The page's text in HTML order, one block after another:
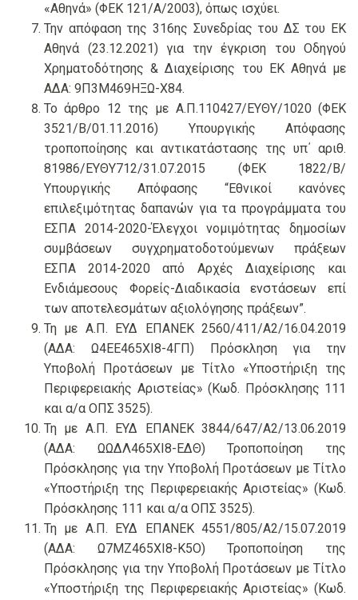
«Αθηνά» (ΦΕΚ 121/Α/2003), όπως ισχύει.
Την απόφαση της 316ης Συνεδρίας του ΔΣ του ΕΚ
Αθηνά (23.12.2021) για την έγκριση του Οδηγού
Χρηματοδότησης & Διαχείρισης του ΕΚ Αθηνά με
ΑΔΑ: 9Π3Μ469ΗΞΩ-Χ84.
Το άρθρο 12 της με Α.Π.110427/ΕΥΘΥ/1020 (ΦΕΚ
3521/Β/01.11.2016) Υπουργικής Απόφασης
τροποποίησης και αντικατάστασης της υπ΄ αριθ.
81986/ΕΥΘΥ712/31.07.2015 (ΦΕΚ 1822/Β/
Υπουργικής Απόφασης “Εθνικοί κανόνες
επιλεξιμότητας δαπανών για τα προγράμματα του
ΕΣΠΑ 2014-2020-Έλεγχοι νομιμότητας δημοσίων
συμβάσεων συγχρηματοδοτούμενων πράξεων
ΕΣΠΑ 2014-2020 από Αρχές Διαχείρισης και
Ενδιάμεσους Φορείς-Διαδικασία ενστάσεων επί
των αποτελεσμάτων αξιολόγησης πράξεων”.
Τη με Α.Π. ΕΥΔ ΕΠΑΝΕΚ 2560/411/Α2/16.04.2019
(ΑΔΑ: Ω4ΕΕ465ΧΙ8-4ΓΠ) Πρόσκληση για την
Υποβολή Προτάσεων με Τίτλο «Υποστήριξη της
Περιφερειακής Αριστείας» (Κωδ. Πρόσκλησης 111
και α/α ΟΠΣ 3525).
Τη με Α.Π. ΕΥΔ ΕΠΑΝΕΚ 3844/647/Α2/13.06.2019
(ΑΔΑ: ΩΩΔΛ465ΧΙ8-ΕΔΘ) Τροποποίηση της
Πρόσκλησης για την Υποβολή Προτάσεων με Τίτλο
«Υποστήριξη της Περιφερειακής Αριστείας» (Κωδ.
Πρόσκλησης 111 και α/α ΟΠΣ 3525).
Τη με Α.Π. ΕΥΔ ΕΠΑΝΕΚ 4551/805/Α2/15.07.2019
(ΑΔΑ: Ω7ΜΖ465ΧΙ8-Κ5Ο) Τροποποίηση της
Πρόσκλησης για την Υποβολή Προτάσεων με Τίτλο
«Υποστήριξη της Περιφερειακής Αριστείας» (Κωδ.